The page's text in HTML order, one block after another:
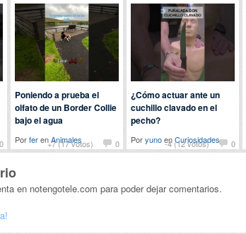
0
+7 (17 votos)
0
Poniendo a prueba el
olfato de un Border Collie
bajo el agua
PorferenAnimales -4 (12 votos) 0
¿Cómo actuar ante un
cuchillo clavado en el
pecho?
PoryunoenCuriosidades
en notengotele.com para poder dejar comentarios.